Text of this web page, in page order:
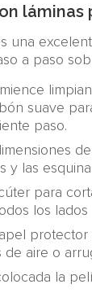
láminas
una
a paso
suave
paso.
y las
para
los
protector
aire o
la